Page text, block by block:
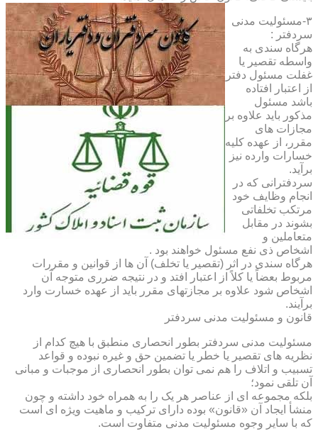
۳-مسئولیت مدنی
سردفتر :
هرگاه سندی به
واسطه تقصیر یا
غفلت مسئول دفتر
از اعتبار افتاده
باشد مسئول
مذکور باید علاوه بر
مجازات های
مقرر، از عهده کلیه
خسارات وارده نیز
برآید.
سردفترانی که در
انجام وظایف خود
مرتکب تخلفاتی
بشوند در مقابل
متعاملین و
اشخاص ذی نفع مسئول خواهند بود .
هرگاه سندی در اثر (تقصیر یا تخلف) آن ها از قوانین و مقررات
مربوط بعضاً یا کلاً از اعتبار افتد و در نتیجه ضرری متوجه آن
اشخاص شود علاوه بر مجازتهای مقرر باید از عهده خسارت وارد
برآیند.
قانون و مسئولیت مدنی سردفتر
مسئولیت مدنی سردفتر بطور انحصاری منطبق با هیچ کدام از
نظریه های تقصیر یا خطر یا تضمین حق و غیره نبوده و قواعد
تسبیب و اتلاف را هم نمی توان بطور انحصاری از موجبات و مبانی
آن تلقی نمود؛
بلکه مجموعه ای از عناصر هر یک را به همراه خود داشته و چون
منشأ ایجاد آن «قانون» بوده دارای ترکیب و ماهیت ویژه ای است
که با سایر وجوه مسئولیت مدنی متفاوت است.